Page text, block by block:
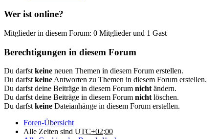
Wer ist online?
Mitglieder in diesem Forum: 0 Mitglieder und 1 Gast
Berechtigungen in diesem Forum
Du darfst keine neuen Themen in diesem Forum erstellen.
Du darfst keine Antworten zu Themen in diesem Forum erstellen.
Du darfst deine Beiträge in diesem Forum nicht ändern.
Du darfst deine Beiträge in diesem Forum nicht löschen.
Du darfst keine Dateianhänge in diesem Forum erstellen.
Foren-Übersicht
Alle Zeiten sind UTC+02:00